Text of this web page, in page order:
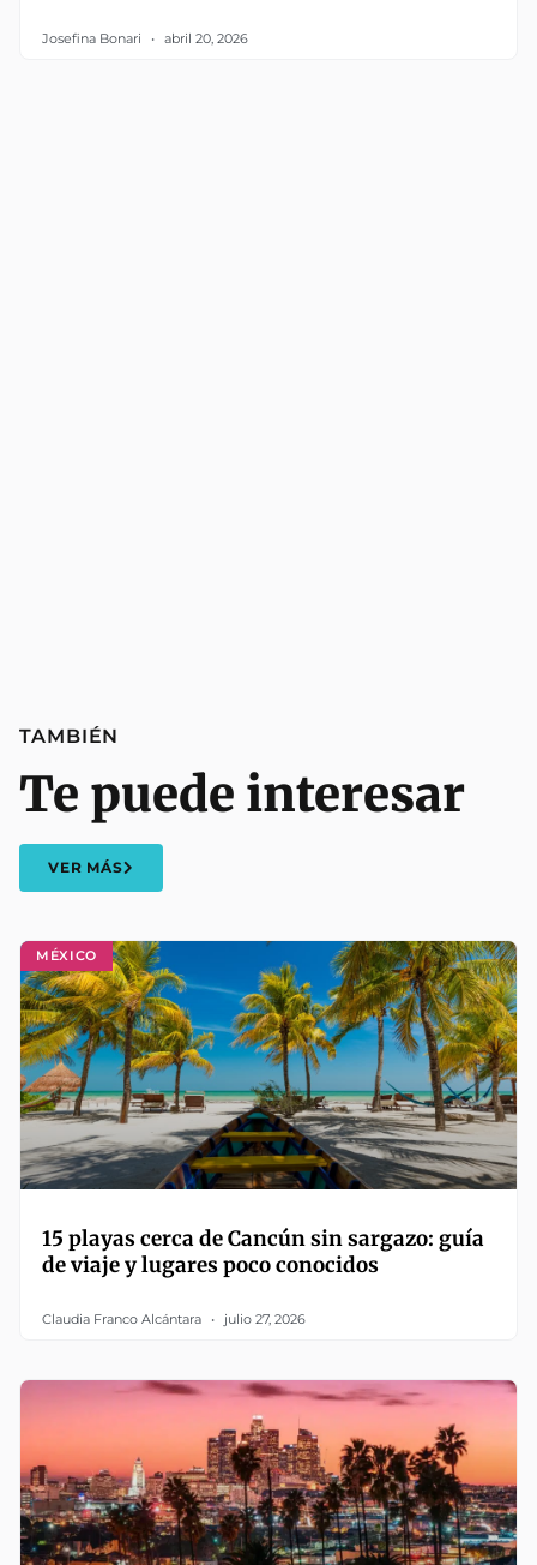
Josefina Bonari abril 20, 2026
MÉXICO
15 playas cerca de Cancún sin sargazo: guía
de viaje y lugares poco conocidos
Claudia Franco Alcántara julio 27, 2026
TAMBIÉN
Te puede interesar
VER MÁS